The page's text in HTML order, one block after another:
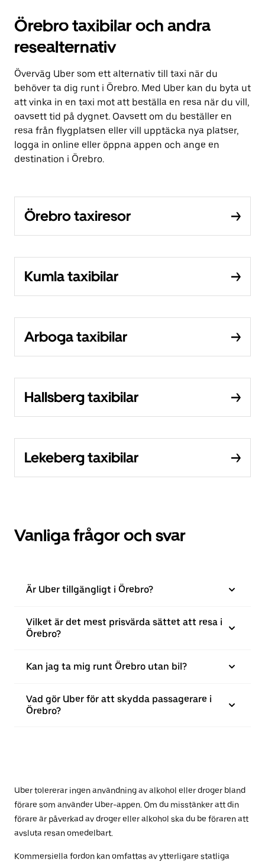
Örebro taxibilar och andra
resealternativ
Överväg Uber som ett alternativ till taxi när du
behöver ta dig runt i Örebro. Med Uber kan du byta ut
att vinka in en taxi mot att beställa en resa när du vill,
oavsett tid på dygnet. Oavsett om du beställer en
resa från flygplatsen eller vill upptäcka nya platser,
logga in online eller öppna appen och ange en
destination i Örebro.
Örebro taxiresor
Kumla taxibilar
Arboga taxibilar
Hallsberg taxibilar
Lekeberg taxibilar
Vanliga frågor och svar
Är Uber tillgängligt i Örebro?
Vilket är det mest prisvärda sättet att resa i
Örebro?
Kan jag ta mig runt Örebro utan bil?
Vad gör Uber för att skydda passagerare i
Örebro?
Uber tolererar ingen användning av alkohol eller droger bland
förare som använder Uber-appen. Om du misstänker att din
förare är påverkad av droger eller alkohol ska du be föraren att
avsluta resan omedelbart.
Kommersiella fordon kan omfattas av ytterligare statliga